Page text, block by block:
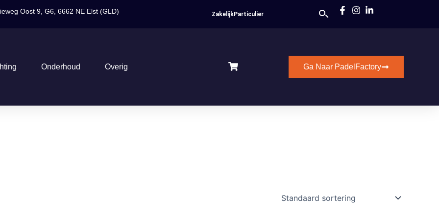
Oost 9, G6, 6662 NE Elst (GLD) ZakelijkParticulier
Onderhoud Overig Ga Naar PadelFactory